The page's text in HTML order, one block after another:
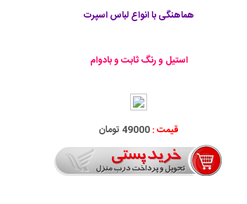
هماهنگی با انواع لباس اسپرت
استیل و رنگ ثابت و بادوام
قیمت :49000 تومان